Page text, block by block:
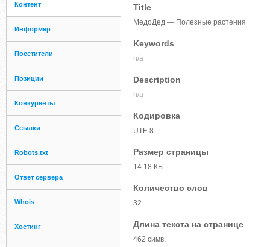
Контент
Информер
Посетители
Позиции
Конкуренты
Ссылки
Robots.txt
Ответ сервера
Whois
Хостинг
Title
МедоДед — Полезные растения
Keywords
n/a
Description
n/a
Кодировка
UTF-8
Размер страницы
14.18 КБ
Количество слов
32
Длина текста на странице
462 симв.